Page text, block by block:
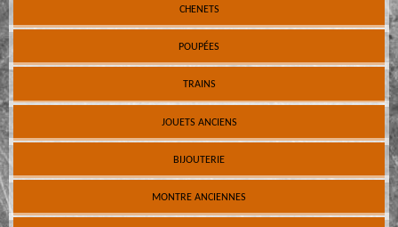
CHENETS
POUPÉES
TRAINS
JOUETS ANCIENS
BIJOUTERIE
MONTRE ANCIENNES